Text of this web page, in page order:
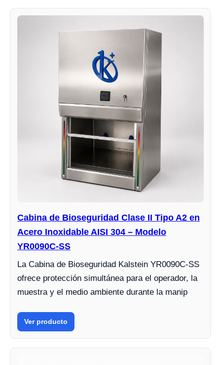
Cabina de Bioseguridad Clase II Tipo A2 en
Acero Inoxidable AISI 304 – Modelo
YR0090C-SS
La Cabina de Bioseguridad Kalstein YR0090C-SS
ofrece protección simultánea para el operador, la
muestra y el medio ambiente durante la manip
Ver producto